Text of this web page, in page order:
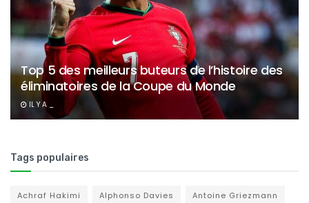
Top 5 des meilleurs buteurs de l’histoire des
éliminatoires de la Coupe du Monde
IL Y A _
Tags populaires
Achraf Hakimi Alphonso Davies Antoine Griezmann